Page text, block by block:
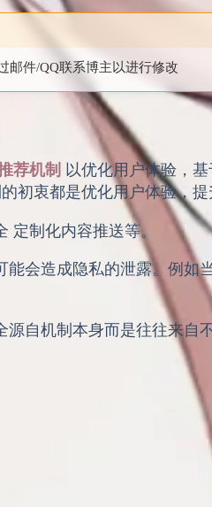
邮件/QQ联系博主以进行修改
荐机制 以优化用户体验，
初衷都是优化用户体验，提
定制化内容推送等。
会造成隐私的泄露。例如
自机制本身而是往往来